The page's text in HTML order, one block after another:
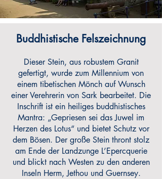
Buddhistische Felszeichnung
Dieser Stein, aus robustem Granit
gefertigt, wurde zum Millennium von
einem tibetischen Mönch auf Wunsch
einer Verehrerin von Sark bearbeitet. Die
Inschrift ist ein heiliges buddhistisches
Mantra: „Gepriesen sei das Juwel im
Herzen des Lotus“ und bietet Schutz vor
dem Bösen. Der große Stein thront stolz
am Ende der Landzunge L’Epercquerie
und blickt nach Westen zu den anderen
Inseln Herm, Jethou und Guernsey.